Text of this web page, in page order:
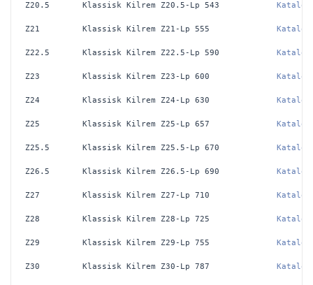
Z20.5 Klassisk Kilrem Z20.5-Lp 543 Katalog
Z21 Klassisk Kilrem Z21-Lp 555 Katalog
Z22.5 Klassisk Kilrem Z22.5-Lp 590 Katalog
Z23 Klassisk Kilrem Z23-Lp 600 Katalog
Z24 Klassisk Kilrem Z24-Lp 630 Katalog
Z25 Klassisk Kilrem Z25-Lp 657 Katalog
Z25.5 Klassisk Kilrem Z25.5-Lp 670 Katalog
Z26.5 Klassisk Kilrem Z26.5-Lp 690 Katalog
Z27 Klassisk Kilrem Z27-Lp 710 Katalog
Z28 Klassisk Kilrem Z28-Lp 725 Katalog
Z29 Klassisk Kilrem Z29-Lp 755 Katalog
Z30 Klassisk Kilrem Z30-Lp 787 Katalog